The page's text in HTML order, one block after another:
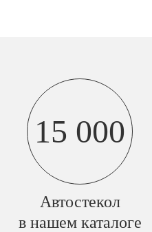
15 000
Автостекол
в нашем каталоге